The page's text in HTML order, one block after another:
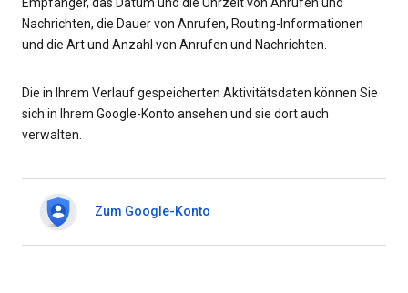
Empfänger, das Datum und die Uhrzeit von Anrufen und
Nachrichten, die Dauer von Anrufen, Routing-Informationen
und die Art und Anzahl von Anrufen und Nachrichten.
Die in Ihrem Verlauf gespeicherten Aktivitätsdaten können Sie
sich in Ihrem Google-Konto ansehen und sie dort auch
verwalten.
Zum Google-Konto